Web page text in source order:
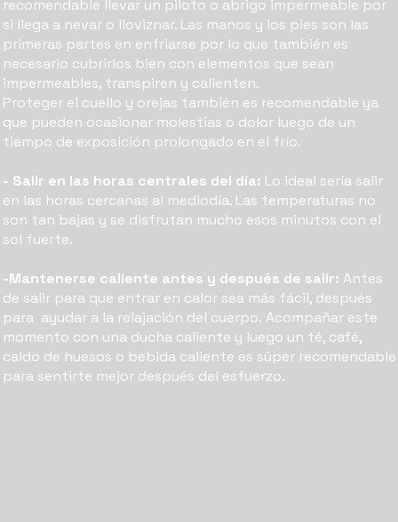
recomendable llevar un piloto o abrigo impermeable por
si llega a nevar o lloviznar. Las manos y los pies son las
primeras partes en enfriarse por lo que también es
necesario cubrirlos bien con elementos que sean
impermeables, transpiren y calienten.
Proteger el cuello y orejas también es recomendable ya
que pueden ocasionar molestias o dolor luego de un
tiempo de exposición prolongado en el frío.
- Salir en las horas centrales del día: Lo ideal sería salir
en las horas cercanas al mediodía. Las temperaturas no
son tan bajas y se disfrutan mucho esos minutos con el
sol fuerte.
-Mantenerse caliente antes y después de salir: Antes
de salir para que entrar en calor sea más fácil, después
para ayudar a la relajación del cuerpo. Acompañar este
momento con una ducha caliente y luego un té, café,
caldo de huesos o bebida caliente es súper recomendable
para sentirte mejor después del esfuerzo.